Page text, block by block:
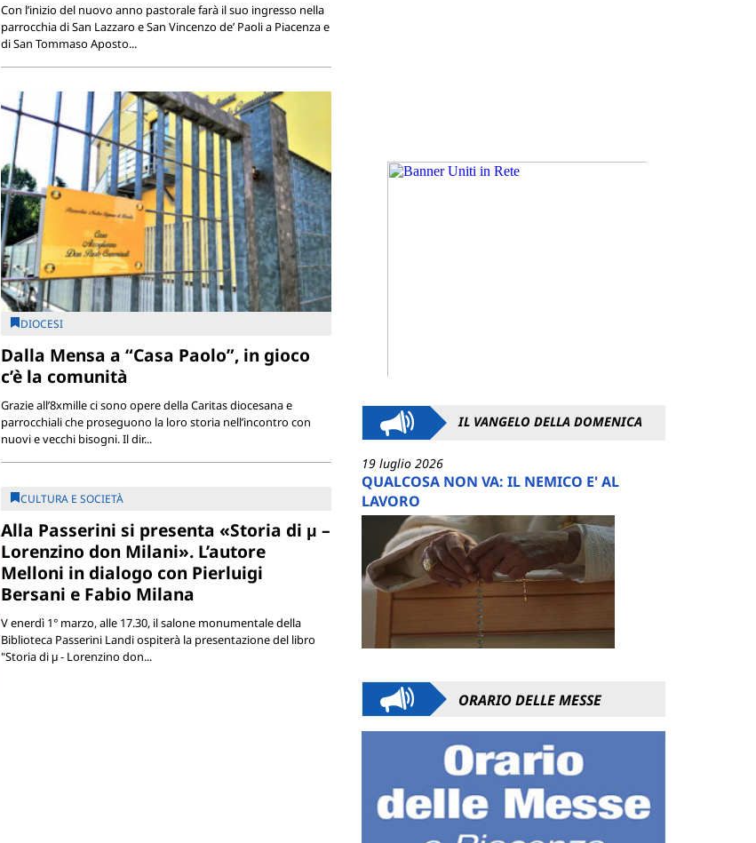
Con l’inizio del nuovo anno pastorale farà il suo ingresso nella
parrocchia di San Lazzaro e San Vincenzo de’ Paoli a Piacenza e
di San Tommaso Aposto...
DIOCESI
Dalla Mensa a “Casa Paolo”, in gioco
c’è la comunità
Grazie all’8xmille ci sono opere della Caritas diocesana e
parrocchiali che proseguono la loro storia nell’incontro con
nuovi e vecchi bisogni. Il dir...
CULTURA E SOCIETÀ
Alla Passerini si presenta «Storia di μ –
Lorenzino don Milani». L’autore
Melloni in dialogo con Pierluigi
Bersani e Fabio Milana
V enerdì 1° marzo, alle 17.30, il salone monumentale della
Biblioteca Passerini Landi ospiterà la presentazione del libro
"Storia di μ - Lorenzino don...
IL VANGELO DELLA DOMENICA
19 luglio 2026
QUALCOSA NON VA: IL NEMICO E' AL
LAVORO
ORARIO DELLE MESSE